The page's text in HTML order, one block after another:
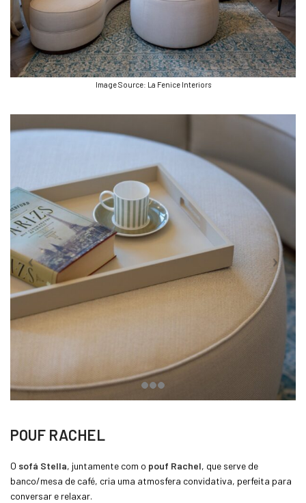
Image Source: La Fenice Interiors
POUF RACHEL
O sofá Stella, juntamente com o pouf Rachel, que serve de
banco/mesa de café, cria uma atmosfera convidativa, perfeita para
conversar e relaxar.